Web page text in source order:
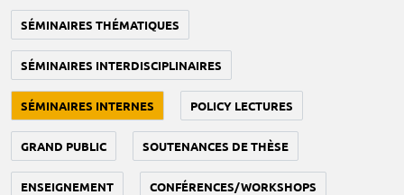
SÉMINAIRES THÉMATIQUES
SÉMINAIRES INTERDISCIPLINAIRES
SÉMINAIRES INTERNES POLICY LECTURES
GRAND PUBLIC SOUTENANCES DE THÈSE
ENSEIGNEMENT CONFÉRENCES/WORKSHOPS